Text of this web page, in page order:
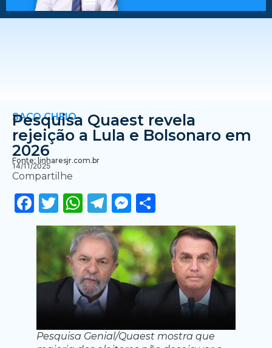
SACO CHEIO
Pesquisa Quaest revela
rejeição a Lula e Bolsonaro em
2026
Fonte: linharesjr.com.br
14/11/2025
Compartilhe
Facebook
Twitter
WhatsApp
Telegram
Messenger
Pesquisa Genial/Quaest mostra que